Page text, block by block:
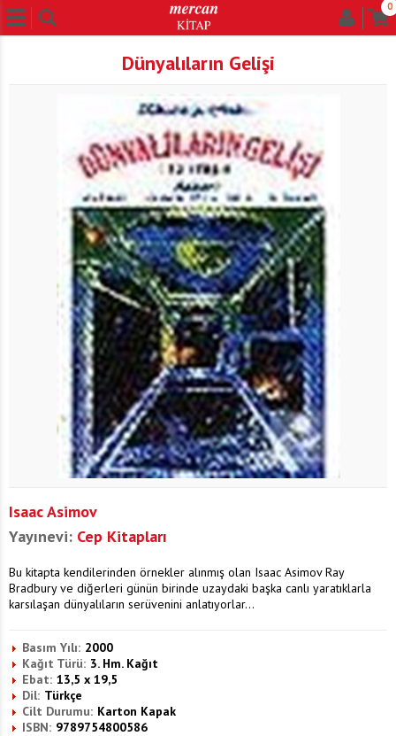
0
Dünyalıların Gelişi
Isaac Asimov
Yayınevi: Cep Kitapları
Bu kitapta kendilerinden örnekler alınmış olan Isaac Asimov Ray
Bradbury ve diğerleri günün birinde uzaydaki başka canlı yaratıklarla
karsılaşan dünyalıların serüvenini anlatıyorlar...
Basım Yılı: 2000
Kağıt Türü: 3. Hm. Kağıt
Ebat: 13,5 x 19,5
Dil: Türkçe
Cilt Durumu: Karton Kapak
ISBN: 9789754800586